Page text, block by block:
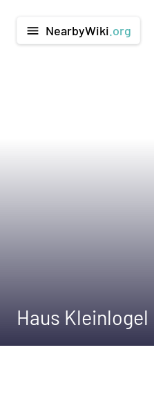
menu NearbyWiki .org
Haus Kleinlogel